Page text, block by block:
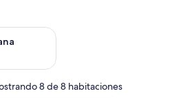
el próximo fin de semana
8 de 8 habitaciones